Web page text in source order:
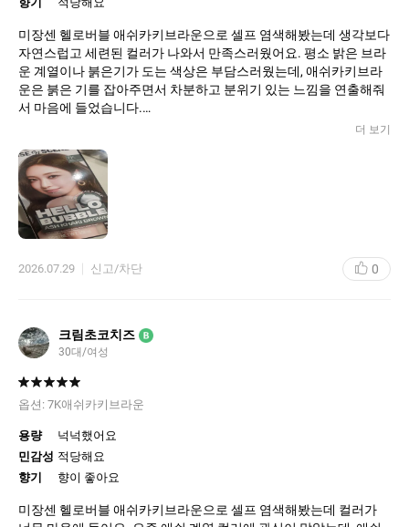
미장센 헬로버블 애쉬카키브라운으로 셀프 염색해봤는데 생각보다
자연스럽고 세련된 컬러가 나와서 만족스러웠어요. 평소 밝은 브라
운 계열이나 붉은기가 도는 색상은 부담스러웠는데, 애쉬카키브라
운은 붉은 기를 잡아주면서 차분하고 분위기 있는 느낌을 연출해줘
서 마음에 들었습니다.
사용 방법도 간편해서 집에서 혼자 하기 좋았어요. 버블 타입이라
존 크림 타입 염색약보다 훨씬 편하게 사용할 수 있었습니다. 거울
을 보면서 뿌리부터 끝부분까지 바르기 쉬웠고, 흘러내림이 적어서
셀프 염색 초보자도 사용하기 괜찮은 제품이라고 느꼈어요.
염색 후 가장 만족스러웠던 부분은 컬러감이에요. 애쉬와 카키 느낌
지는 느낌이었습니다. 실내에서는 차분한 브라운 컬러처럼 보이고,
특히 붉은 갈색으로 빠지는 게 고민이었던 분들에게 잘 맞을 것 같아
요. 염색 후 시간이 지나면서 생기는 붉은 기를 줄여주고, 한층 세련
된 느낌을 만들어줘서 데일리 컬러로 부담 없이 하기 좋았습니다.
패키지도 깔끔하고 필요한 구성품이 모두 들어 있어서 따로 준비할
제품이에요. 가격 부담도 적으면서 원하는 분위기 변화를 줄 수 있
어서 재구매하고 싶은 셀프 염색약입니다.
더 보기
2026.07.29 신고/차단 0
크림초코치즈 B
30대/여성
옵션: 7K애쉬카키브라운
용량
넉넉했어요
민감성 적당해요
향기
향이 좋아요
미장센 헬로버블 애쉬카키브라운으로 셀프 염색해봤는데 컬러가